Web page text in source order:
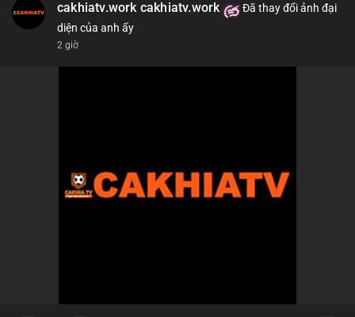
cakhiatv.work cakhiatv.work
Đã thay đổi ảnh đại
diện của anh ấy
2 giờ